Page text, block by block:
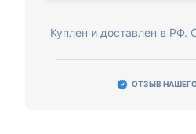
Куплен и доставлен в РФ.
ОТЗЫВ